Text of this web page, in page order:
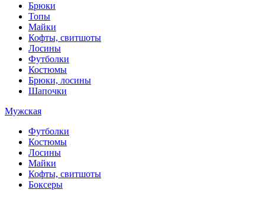
Брюки
Топы
Майки
Кофты, свитшоты
Лосины
Футболки
Костюмы
Брюки, лосины
Шапочки
Мужская
Футболки
Костюмы
Лосины
Майки
Кофты, свитшоты
Боксеры